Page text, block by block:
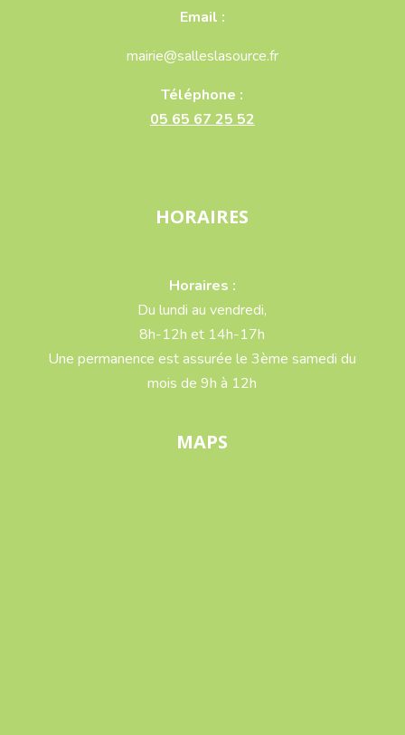
Email :
mairie@salleslasource.fr
Téléphone :
05 65 67 25 52
HORAIRES
Horaires :
Du lundi au vendredi,
8h-12h et 14h-17h
Une permanence est assurée le 3ème samedi du
mois de 9h à 12h
MAPS